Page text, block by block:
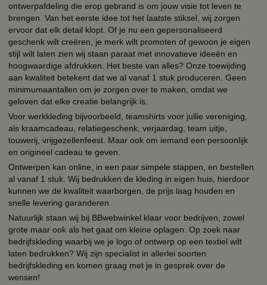
ontwerpafdeling die erop gebrand is om jouw visie tot leven te
brengen. Van het eerste idee tot het laatste stiksel, wij zorgen
ervoor dat elk detail klopt. Of je nu een gepersonaliseerd
geschenk wilt creëren, je merk wilt promoten of gewoon je eigen
stijl wilt laten zien wij staan paraat met innovatieve ideeën en
hoogwaardige afdrukken. Het beste van alles? Onze toewijding
aan kwaliteit betekent dat we al vanaf 1 stuk produceren. Geen
minimumaantallen om je zorgen over te maken, omdat we
geloven dat elke creatie belangrijk is.
Voor werkkleding bijvoorbeeld, teamshirts voor jullie vereniging,
als kraamcadeau, relatiegeschenk, verjaardag, team uitje,
touwerij, vrijgezellenfeest. Maar ook om iemand een persoonlijk
en origineel cadeau te geven.
Ontwerpen kan online, in een paar simpele stappen, en bestellen
al vanaf 1 stuk. Wij bedrukken de kleding in eigen huis, hierdoor
kunnen we de kwaliteit waarborgen, de prijs laag houden en
snelle levering garanderen.
Natuurlijk staan wij bij BBwebwinkel klaar voor bedrijven, zowel
grote maar ook als het gaat om kleine oplagen. Op zoek naar
bedrijfskleding waarbij we je logo of ontwerp op een textiel wilt
laten bedrukken? Wij zijn specialist in allerlei soorten
bedrijfskleding en komen graag met je in gesprek over de
wensen!